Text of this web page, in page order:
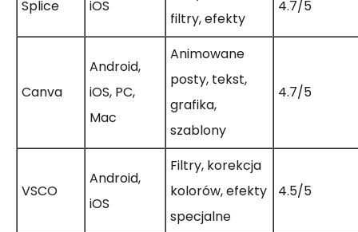
Splice iOS
filtry, efekty
4.7/5
Canva
Android,
iOS, PC,
Mac
Animowane
posty, tekst,
grafika,
szablony
4.7/5
VSCO
Android,
iOS
Filtry, korekcja
kolorów, efekty
specjalne
4.5/5